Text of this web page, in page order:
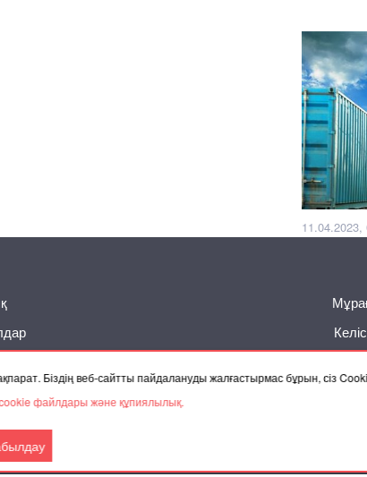
Біздің веб-сайтты пайдалануды жалғастырмас бұрын, сіз
файлдары және құпиялылық.
11.04.2023,